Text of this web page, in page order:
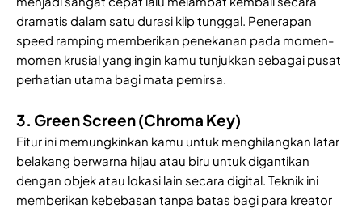
dramatis dalam satu durasi klip tunggal. Penerapan
speed ramping memberikan penekanan pada momen-
momen krusial yang ingin kamu tunjukkan sebagai pusat
perhatian utama bagi mata pemirsa.
3. Green Screen (Chroma Key)
Fitur ini memungkinkan kamu untuk menghilangkan latar
belakang berwarna hijau atau biru untuk digantikan
dengan objek atau lokasi lain secara digital. Teknik ini
memberikan kebebasan tanpa batas bagi para kreator